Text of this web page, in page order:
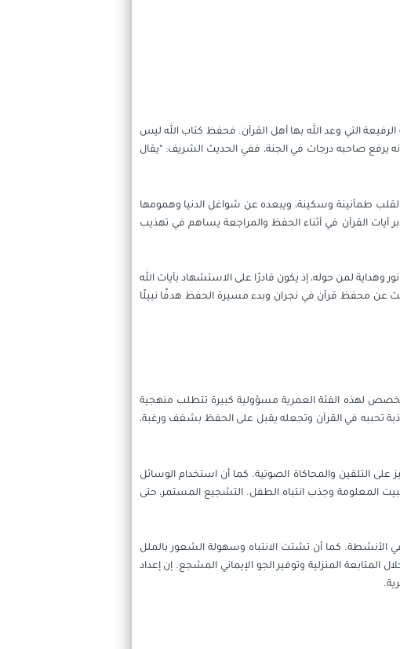
التي وعد الله بها أهل القرآن. فحفظ كتاب الله ليس
يرفع صاحبه درجات في الجنة، ففي الحديث الشريف: “يقال
طمأنينة وسكينة، ويبعده عن شواغل الدنيا وهمومها
آيات القرآن في أثناء الحفظ والمراجعة يساهم في تهذيب
لمن حوله، إذ يكون قادرًا على الاستشهاد بآيات الله
عن محفظ قرآن في نجران وبدء مسيرة الحفظ هدفًا نبيلًا
لهذه الفئة العمرية مسؤولية كبيرة تتطلب منهجية
تحببه في القرآن وتجعله يقبل على الحفظ بشغف ورغبة،
على التلقين والمحاكاة الصوتية. كما أن استخدام الوسائل
المعلومة وجذب انتباه الطفل. التشجيع المستمر، حتى
الأنشطة. كما أن تشتت الانتباه وسهولة الشعور بالملل
المنزلية وتوفير الجو الإيماني المشجع. إن إعداد